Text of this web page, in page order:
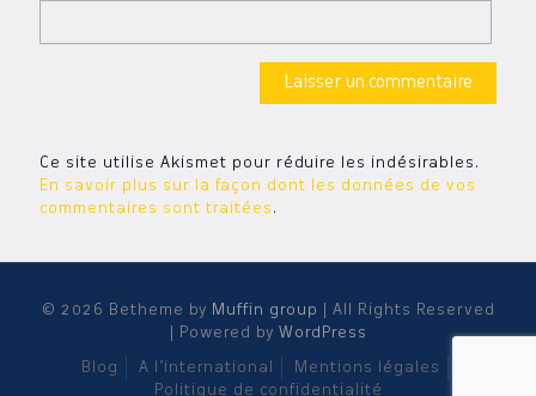
Ce site utilise Akismet pour réduire les indésirables.
En savoir plus sur la façon dont les données de vos
commentaires sont traitées .
© 2026 Betheme by Muffin group
| All Rights Reserved
| Powered by WordPress
Blog A l’international
Mentions légales
Politique de confidentialité